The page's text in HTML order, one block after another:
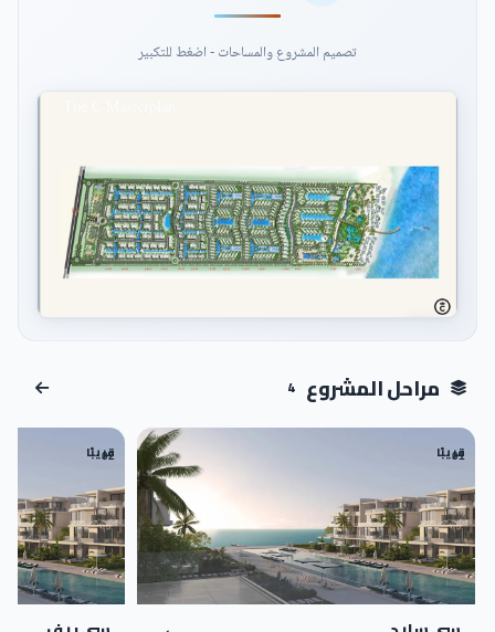
تصميم المشروع والمساحات - اضغط للتكبير
اضغط للتكبير
مراحل المشروع 4
قريبًا
01 قريبًا
02